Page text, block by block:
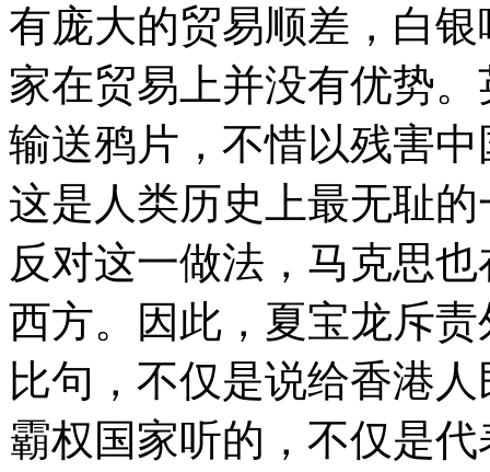
有庞大的贸易顺差，白
家在贸易上并没有优势
输送鸦片，不惜以残害
这是人类历史上最无耻
反对这一做法，马克思
西方。因此，夏宝龙斥
比句，不仅是说给香港
霸权国家听的，不仅是